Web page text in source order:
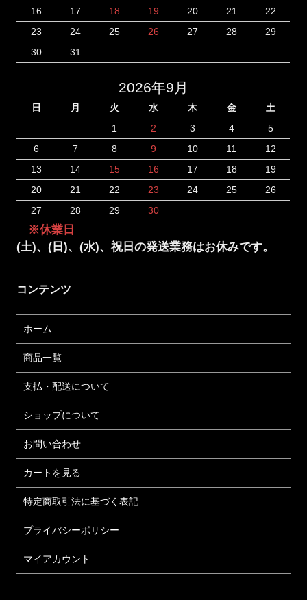
16
17 18 19 20 21
22
23
24 25 26 27 28
29
30
31
2026年9月
日 月 火 水 木 金
土
1
2 3 4
5
6
7 8 9 10 11
12
13
14 15 16 17 18
19
20
21 22 23 24 25
26
27
28 29 30
※休業日
(土)、(日)、(水)、祝日の発送業務はお休みです。
コンテンツ
ホーム
商品一覧
支払・配送について
ショップについて
お問い合わせ
カートを見る
特定商取引法に基づく表記
プライバシーポリシー
マイアカウント